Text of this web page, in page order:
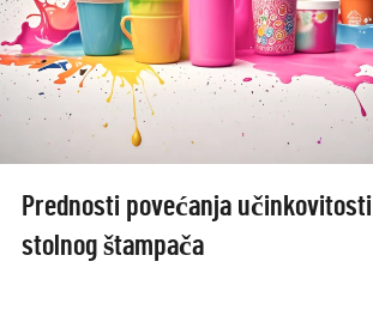
Prednosti povećanja učinkovitosti
stolnog štampača